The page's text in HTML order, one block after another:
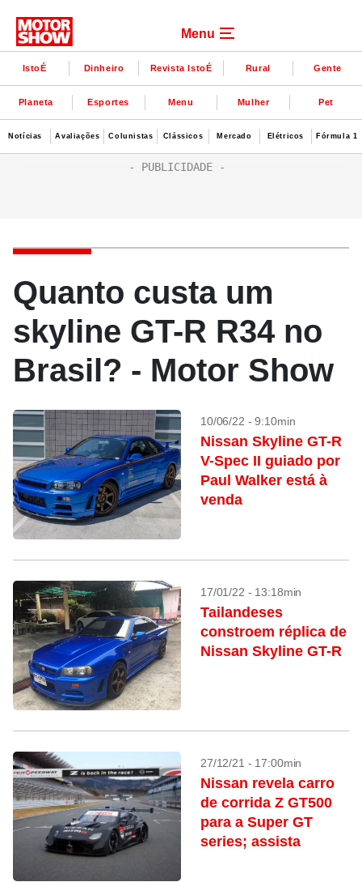
Menu
IstoÉ Dinheiro Revista IstoÉ Rural Gente
Planeta Esportes Menu Mulher Pet
Notícias Avaliações Colunistas Clássicos Mercado Elétricos Fórmula 1
Quanto custa um
skyline GT-R R34 no
Brasil? - Motor Show
10/06/22 - 9:10min
Nissan Skyline GT-R
V-Spec II guiado por
Paul Walker está à
venda
17/01/22 - 13:18min
Tailandeses
constroem réplica de
Nissan Skyline GT-R
27/12/21 - 17:00min
Nissan revela carro
de corrida Z GT500
para a Super GT
series; assista